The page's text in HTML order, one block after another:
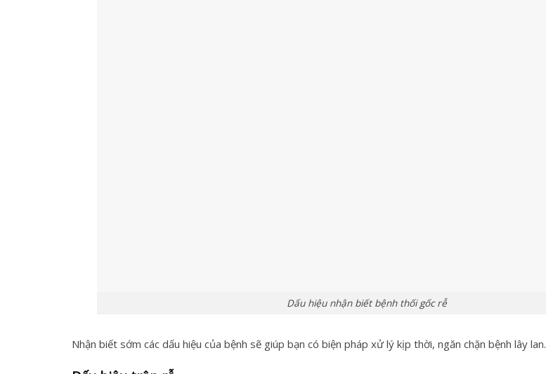
Dấu hiệu nhận biết bệnh thối gốc rễ
Nhận biết sớm các dấu hiệu của bệnh sẽ giúp bạn có biện pháp xử lý kịp thời, ngăn chặn bệnh lây lan.